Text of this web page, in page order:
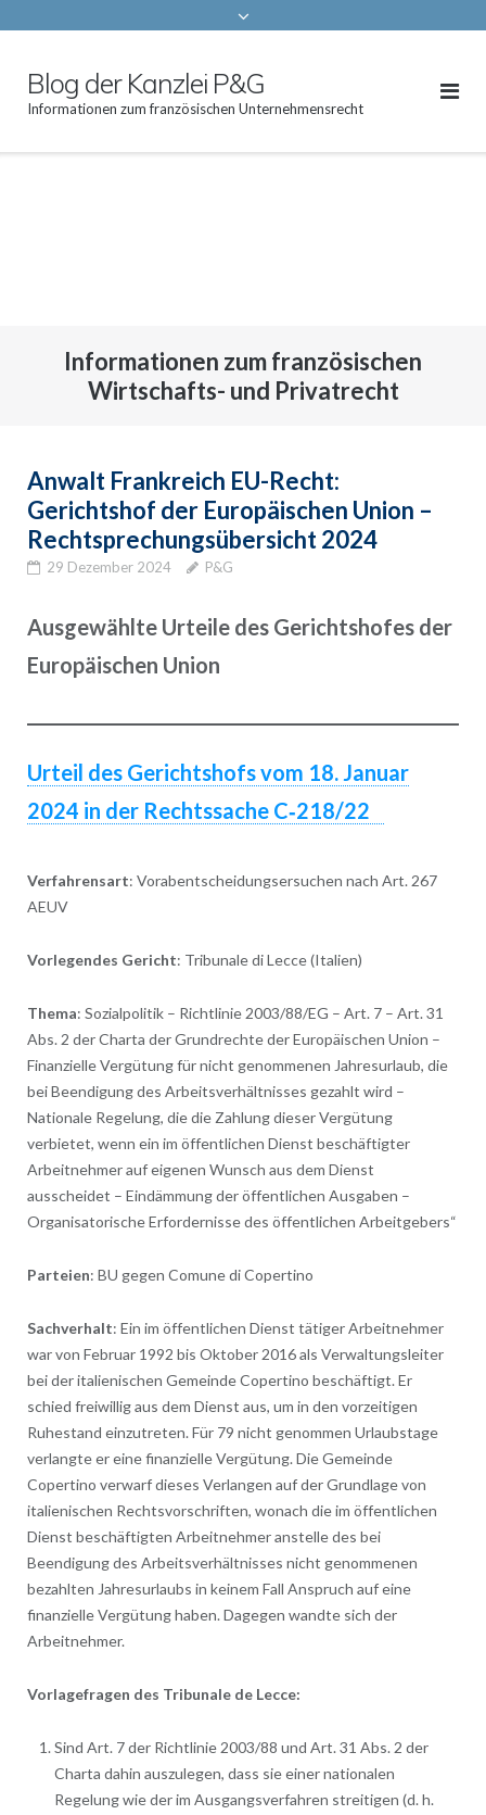
Blog der Kanzlei P&G
Informationen zum französischen Unternehmensrecht
Informationen zum französischen
Wirtschafts- und Privatrecht
Anwalt Frankreich EU-Recht:
Gerichtshof der Europäischen Union –
Rechtsprechungsübersicht 2024
29 Dezember 2024 P&G
Ausgewählte Urteile des Gerichtshofes der
Europäischen Union
Urteil des Gerichtshofs vom 18. Januar
2024 in der Rechtssache C‑218/22
Verfahrensart: Vorabentscheidungsersuchen nach Art. 267
AEUV
Vorlegendes Gericht: Tribunale di Lecce (Italien)
Thema: Sozialpolitik – Richtlinie 2003/88/EG – Art. 7 – Art. 31
Abs. 2 der Charta der Grundrechte der Europäischen Union –
Finanzielle Vergütung für nicht genommenen Jahresurlaub, die
bei Beendigung des Arbeitsverhältnisses gezahlt wird –
Nationale Regelung, die die Zahlung dieser Vergütung
verbietet, wenn ein im öffentlichen Dienst beschäftigter
Arbeitnehmer auf eigenen Wunsch aus dem Dienst
ausscheidet – Eindämmung der öffentlichen Ausgaben –
Organisatorische Erfordernisse des öffentlichen Arbeitgebers“
Parteien: BU gegen Comune di Copertino
Sachverhalt: Ein im öffentlichen Dienst tätiger Arbeitnehmer
war von Februar 1992 bis Oktober 2016 als Verwaltungsleiter
bei der italienischen Gemeinde Copertino beschäftigt. Er
schied freiwillig aus dem Dienst aus, um in den vorzeitigen
Ruhestand einzutreten. Für 79 nicht genommen Urlaubstage
verlangte er eine finanzielle Vergütung. Die Gemeinde
Copertino verwarf dieses Verlangen auf der Grundlage von
italienischen Rechtsvorschriften, wonach die im öffentlichen
Dienst beschäftigten Arbeitnehmer anstelle des bei
Beendigung des Arbeitsverhältnisses nicht genommenen
bezahlten Jahresurlaubs in keinem Fall Anspruch auf eine
finanzielle Vergütung haben. Dagegen wandte sich der
Arbeitnehmer.
Vorlagefragen des Tribunale de Lecce:
Sind Art. 7 der Richtlinie 2003/88 und Art. 31 Abs. 2 der
Charta dahin auszulegen, dass sie einer nationalen
Regelung wie der im Ausgangsverfahren streitigen (d. h.